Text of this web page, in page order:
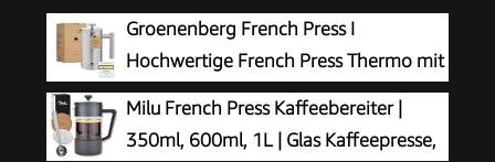
Groenenberg French Press I
Hochwertige French Press Thermo mit
Warmhalte-Funktion I Edelstahl
Kaffeebereiter Kaffeepresse in 3 Größen bis 1
Liter
Milu French Press Kaffeebereiter |
350ml, 600ml, 1L | Glas Kaffeepresse,